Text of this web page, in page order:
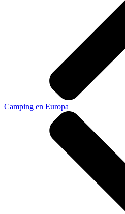
Camping en Europa